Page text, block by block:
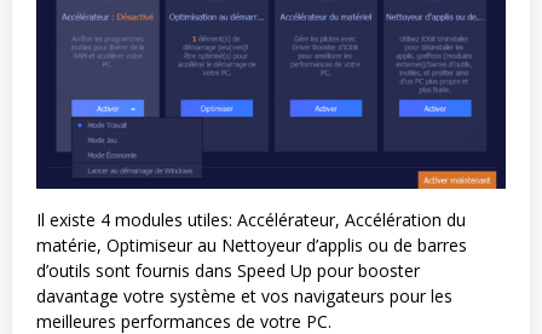
Il existe 4 modules utiles: Accélérateur, Accélération du
matérie, Optimiseur au Nettoyeur d’applis ou de barres
d’outils sont fournis dans Speed Up pour booster
davantage votre système et vos navigateurs pour les
meilleures performances de votre PC.